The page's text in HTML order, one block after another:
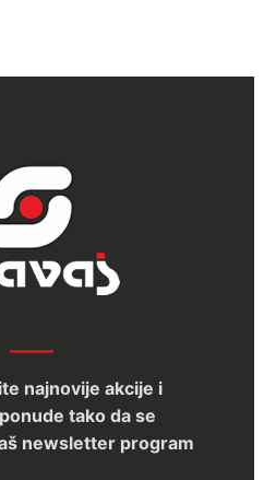
najnovije akcije i
tako da se
newsletter program